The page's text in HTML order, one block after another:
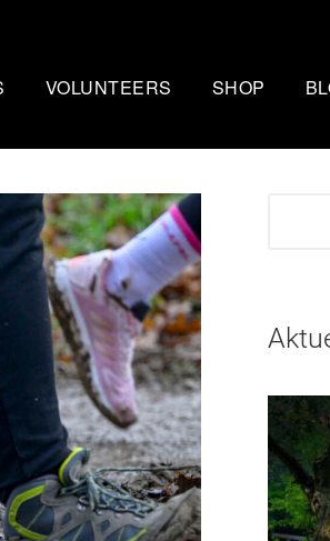
30/42 KM
Mammutmarsch Stuttgart –
30/42/60 KM
Mammutmarsch Aarhus –
30/50 KM
Mammutmarsch Wiesbaden –
30/42/55KM
Mammutmarsch Berlin –
30/42/55 KM
Mammutmarsch Barcelona –
VOLUNTEERS SHOP
Wim Hof
du sicher
Routen, Tipps